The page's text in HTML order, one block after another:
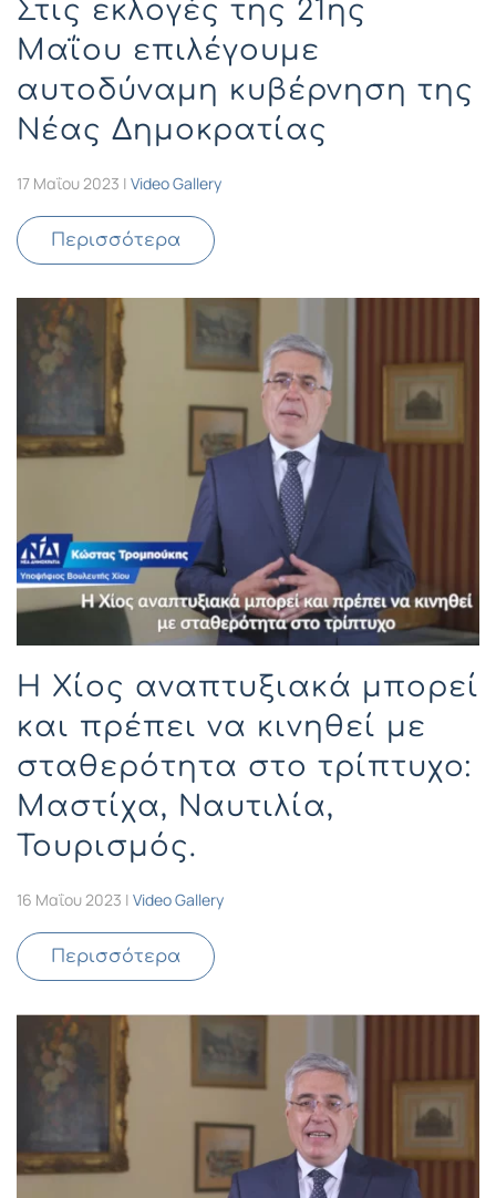
Στις εκλογές της 21ης
Μαΐου επιλέγουμε
αυτοδύναμη κυβέρνηση της
Νέας Δημοκρατίας
17 Μαΐου 2023 | Video Gallery
Περισσότερα
Η Χίος αναπτυξιακά μπορεί
και πρέπει να κινηθεί με
σταθερότητα στο τρίπτυχο:
Μαστίχα, Ναυτιλία,
Τουρισμός.
16 Μαΐου 2023 | Video Gallery
Περισσότερα